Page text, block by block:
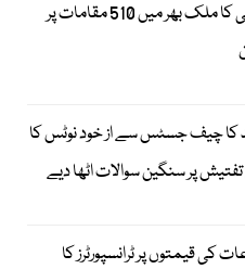
جماعت اسلامی کا ملک بھر میں 510 مقامات پر
کا چیف جسٹس سے از خود نوٹس کا
پر سنگین سوالات اٹھا دیے
کی قیمتوں پر ٹرانسپورٹرز کا